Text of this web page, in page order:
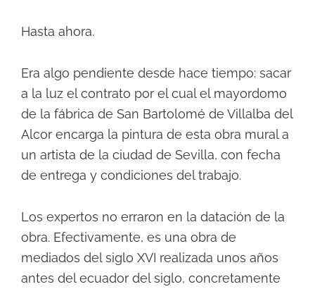
Hasta ahora.
Era algo pendiente desde hace tiempo: sacar
a la luz el contrato por el cual el mayordomo
de la fábrica de San Bartolomé de Villalba del
Alcor encarga la pintura de esta obra mural a
un artista de la ciudad de Sevilla, con fecha
de entrega y condiciones del trabajo.
Los expertos no erraron en la datación de la
obra. Efectivamente, es una obra de
mediados del siglo XVI realizada unos años
antes del ecuador del siglo, concretamente